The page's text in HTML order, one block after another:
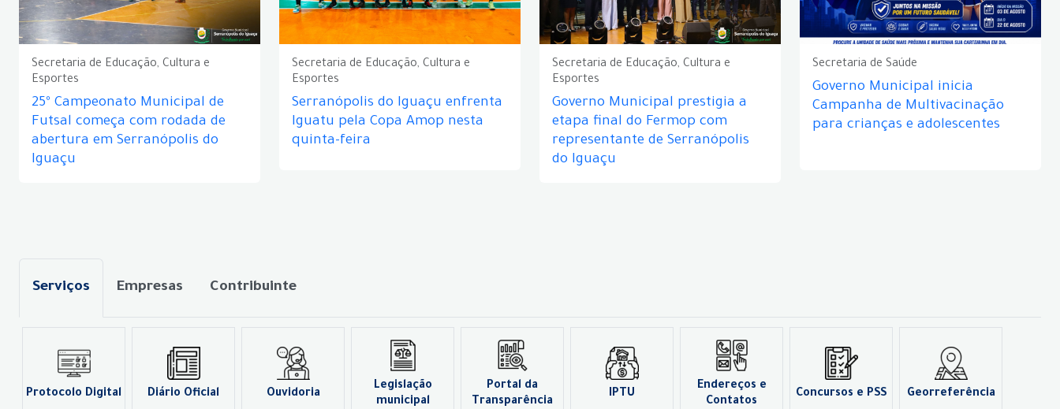
Secretaria de Educação, Cultura e
Esportes
25º Campeonato Municipal de
Futsal começa com rodada de
abertura em Serranópolis do
Iguaçu
Secretaria de Educação, Cultura e
Esportes
Serranópolis do Iguaçu enfrenta
Iguatu pela Copa Amop nesta
quinta-feira
Secretaria de Educação, Cultura e
Esportes
Governo Municipal prestigia a
etapa final do Fermop com
representante de Serranópolis
do Iguaçu
Secretaria de Saúde
Governo Municipal inicia
Campanha de Multivacinação
para crianças e adolescentes
Serviços Empresas Contribuinte
Protocolo Digital Diário Oficial Ouvidoria
Legislação
municipal
Portal da
Transparência
IPTU
Endereços e
Contatos
Concursos e PSS Georreferência